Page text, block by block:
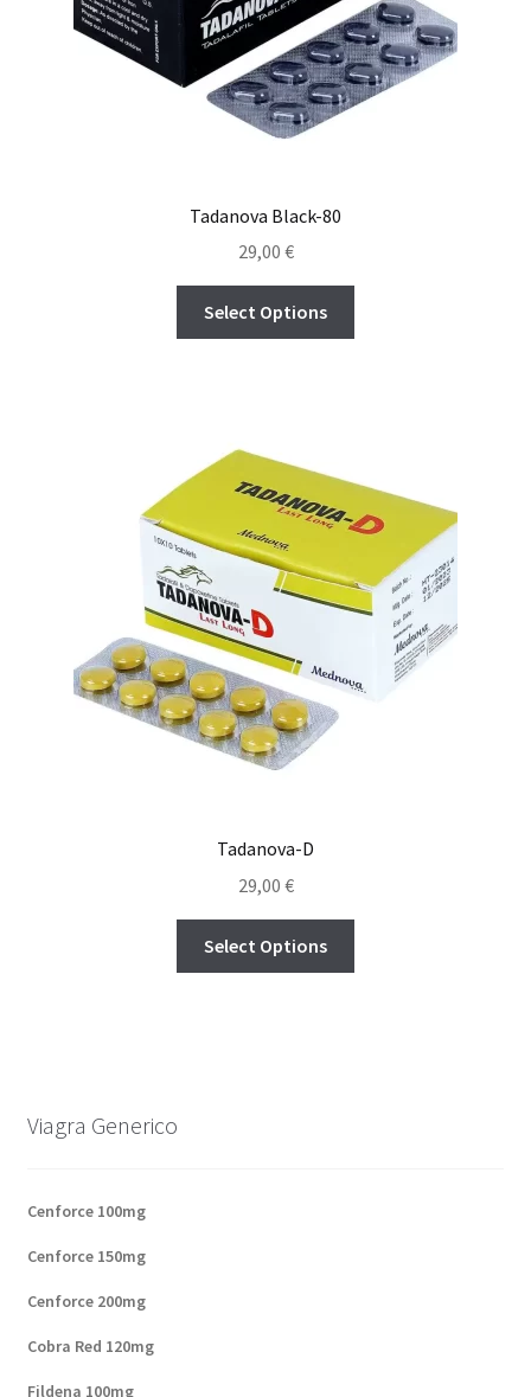
Tadanova Black-80
29,00 €
Select Options
Tadanova-D
29,00 €
Select Options
Viagra Generico
Cenforce 100mg
Cenforce 150mg
Cenforce 200mg
Cobra Red 120mg
Fildena 100mg